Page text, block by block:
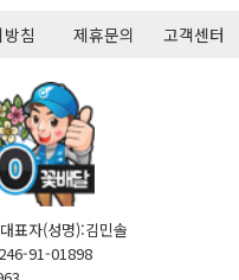
침 제휴문의 고객센터
표자(성명):김민솔
91-01898